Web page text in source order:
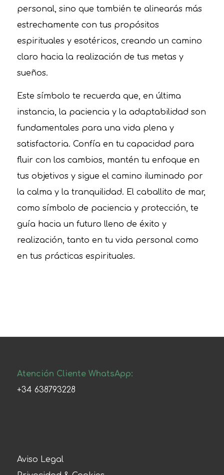
personal, sino que también te alinearás más
estrechamente con tus propósitos
espirituales y esotéricos, creando un camino
claro hacia la realización de tus metas y
sueños.
Este símbolo te recuerda que, en última
instancia, la paciencia y la adaptabilidad son
fundamentales para una vida plena y
satisfactoria. Confía en tu capacidad para
fluir con los cambios, mantén tu enfoque en
tus objetivos y sigue el camino iluminado por
la calma y la tranquilidad. El caballito de mar,
como símbolo de paciencia y protección, te
guía hacia un futuro lleno de éxito y
realización, tanto en tu vida personal como
en tus prácticas espirituales.
Atención Cliente WhatsApp:
+34 638793228
Aviso Legal